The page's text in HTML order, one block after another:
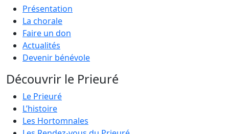
Présentation
La chorale
Faire un don
Actualités
Devenir bénévole
Découvrir le Prieuré
Le Prieuré
L’histoire
Les Hortomnales